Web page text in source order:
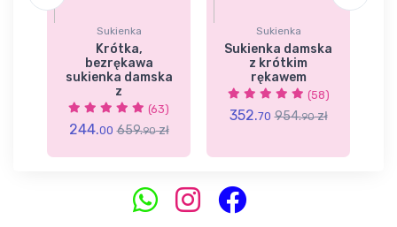
Sukienka
Krótka,
bezrękawa
sukienka damska
z
(63)
244.00 659.90zł
Sukienka
Sukienka damska
z krótkim
rękawem
(58)
352.70 954.90zł